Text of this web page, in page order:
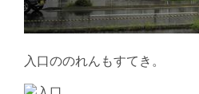
入口ののれんもすてき。